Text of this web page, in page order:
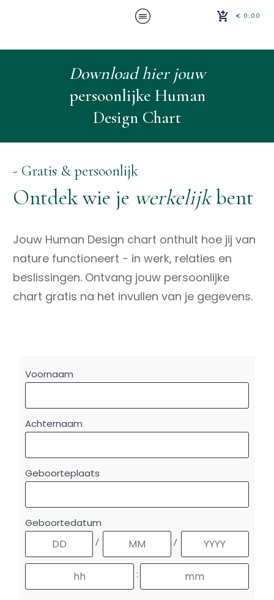
€ 0,00
Download hier jouw
persoonlijke Human
Design Chart
- Gratis & persoonlijk
Ontdek wie je werkelijkbent
Jouw Human Design chart onthult hoe jij van
nature functioneert - in werk, relaties en
beslissingen. Ontvang jouw persoonlijke
chart gratis na het invullen van je gegevens.